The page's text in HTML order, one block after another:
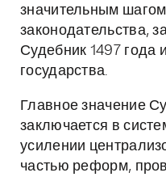
значительным
законодательства,
Судебник 1497 года
государства.
Главное значение
заключается в
усилении
частью реформ,